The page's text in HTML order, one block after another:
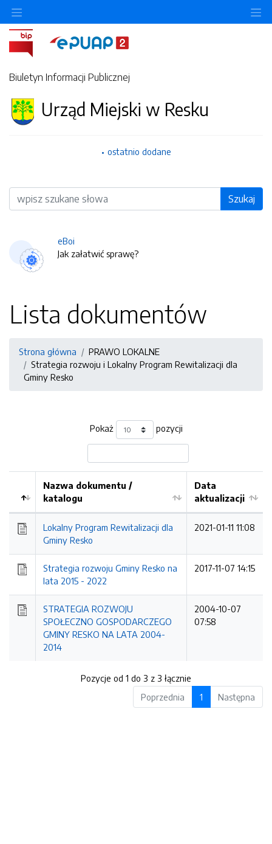
Biuletyn Informacji Publicznej
Urząd Miejski w Resku
ostatnio dodane
Wyszukiwarka Szukaj
eBoi
Jak załatwić sprawę?
Lista dokumentów
Strona główna
PRAWO LOKALNE
Strategia rozwoju i Lokalny Program Rewitalizacji dla
Gminy Resko
Pokaż pozycji
Nazwa dokumentu /
katalogu
Data
aktualizacji
Lokalny Program Rewitalizacji dla
Gminy Resko
2021-01-11 11:08
Strategia rozwoju Gminy Resko na
lata 2015 - 2022
2017-11-07 14:15
STRATEGIA ROZWOJU
SPOŁECZNO GOSPODARCZEGO
GMINY RESKO NA LATA 2004-
2014
2004-10-07
07:58
Pozycje od 1 do 3 z 3 łącznie
Poprzednia
1 Następna